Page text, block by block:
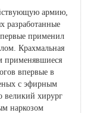
армию,
разработанные
применил
Крахмальная
применявшиеся
впервые в
с эфирным
великий хирург
наркозом